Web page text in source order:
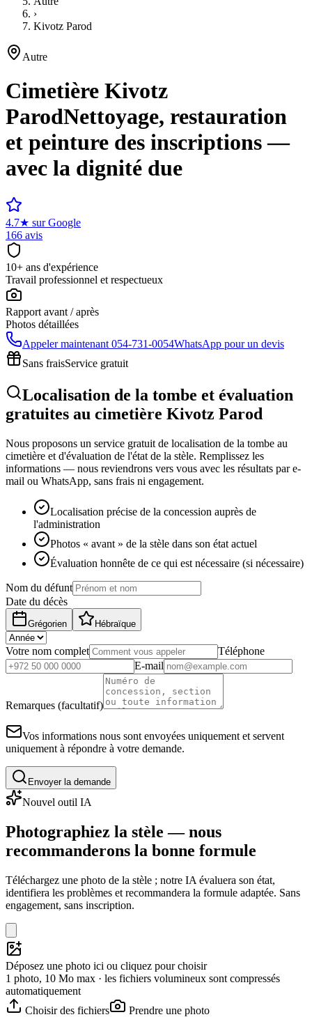
›
Kivotz Parod
Autre
Cimetière Kivotz
ParodNettoyage, restauration
et peinture des inscriptions —
avec la dignité due
4.7★ sur Google
166 avis
10+ ans d'expérience
Travail professionnel et respectueux
Rapport avant / après
Photos détaillées
Appeler maintenant 054-731-0054WhatsApp pour un devis
Sans fraisService gratuit
Localisation de la tombe et évaluation
gratuites au cimetière Kivotz Parod
Nous proposons un service gratuit de localisation de la tombe au
cimetière et d'évaluation de l'état de la stèle. Remplissez les
informations — nous reviendrons vers vous avec les résultats par e-
mail ou WhatsApp, sans frais ni engagement.
Localisation précise de la concession auprès de
l'administration
Photos « avant » de la stèle dans son état actuel
Évaluation honnête de ce qui est nécessaire (si nécessaire)
Nom du défunt
Date du décès
Grégorien Hébraïque
Votre nom complet
Téléphone
E-mail
Remarques (facultatif)
Vos informations nous sont envoyées uniquement et servent
uniquement à répondre à votre demande.
Envoyer la demande
Nouvel outil IA
Photographiez la stèle — nous
recommanderons la bonne formule
Téléchargez une photo de la stèle ; notre IA évaluera son état,
identifiera les problèmes et recommandera la formule adaptée. Sans
engagement, sans inscription.
Déposez une photo ici ou cliquez pour choisir
1 photo, 10 Mo max · les fichiers volumineux sont compressés
automatiquement
Choisir des fichiers
Prendre une photo